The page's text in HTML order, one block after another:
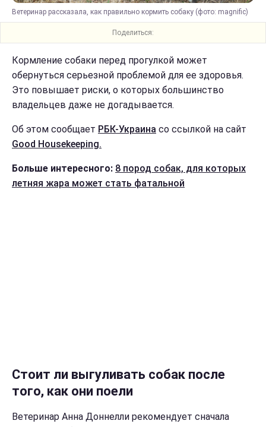
Ветеринар рассказала, как правильно кормить собаку (фото: magnific)
Поделиться:
Кормление собаки перед прогулкой может
обернуться серьезной проблемой для ее здоровья.
Это повышает риски, о которых большинство
владельцев даже не догадывается.
Об этом сообщает РБК-Украина со ссылкой на сайт
Good Нousekeeping.
Больше интересного: 8 пород собак, для которых
летняя жара может стать фатальной
Стоит ли выгуливать собак после
того, как они поели
Ветеринар Анна Доннелли рекомендует сначала